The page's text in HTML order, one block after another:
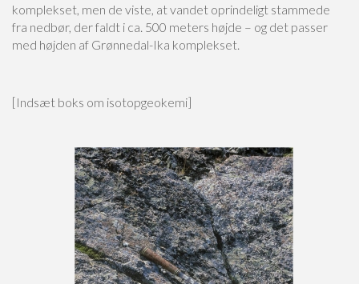
komplekset, men de viste, at vandet oprindeligt stammede
fra nedbør, der faldt i ca. 500 meters højde – og det passer
med højden af Grønnedal-Ika komplekset.
[Indsæt boks om isotopgeokemi]